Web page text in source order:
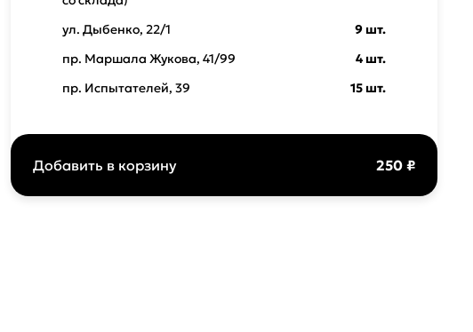
ул. Дыбенко, 22/1
9 шт.
пр. Маршала Жукова, 41/99
4 шт.
пр. Испытателей, 39
15 шт.
Добавить в корзину 250 ₽